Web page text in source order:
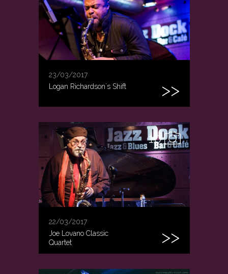
23/03/2017
Logan Richardson´s Shift
10
22/03/2017
Joe Lovano Classic
Quartet